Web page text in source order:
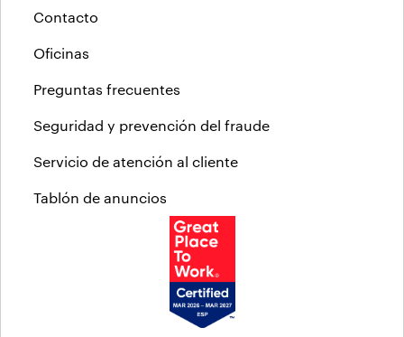
Contacto
Oficinas
Preguntas frecuentes
Seguridad y prevención del fraude
Servicio de atención al cliente
Tablón de anuncios